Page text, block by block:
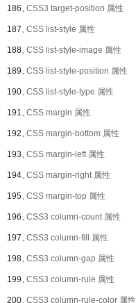
186、CSS3 target-position 属性
187、CSS list-style 属性
188、CSS list-style-image 属性
189、CSS list-style-position 属性
190、CSS list-style-type 属性
191、CSS margin 属性
192、CSS margin-bottom 属性
193、CSS margin-left 属性
194、CSS margin-right 属性
195、CSS margin-top 属性
196、CSS3 column-count 属性
197、CSS3 column-fill 属性
198、CSS3 column-gap 属性
199、CSS3 column-rule 属性
200、CSS3 column-rule-color 属性